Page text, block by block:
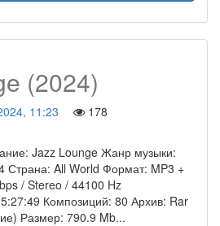
(2024)
11:23 178
Jazz Lounge Жанр музыки:
Страна: All World Формат: MP3 +
/ Stereo / 44100 Hz
Композиций: 80 Архив: Rar
Размер: 790.9 Mb...